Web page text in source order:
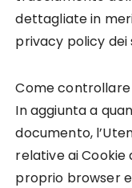
dettagliate in
privacy policy dei
Come controllare
In aggiunta a
documento,
relative ai
proprio browser